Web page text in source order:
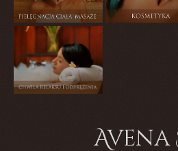
Avena